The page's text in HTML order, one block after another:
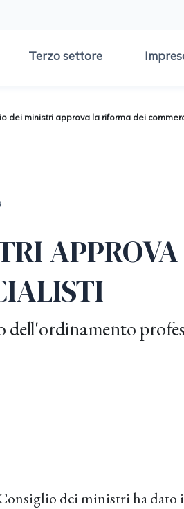
Terzo settore
dei ministri approva la riforma dei
dei ministri ha dato